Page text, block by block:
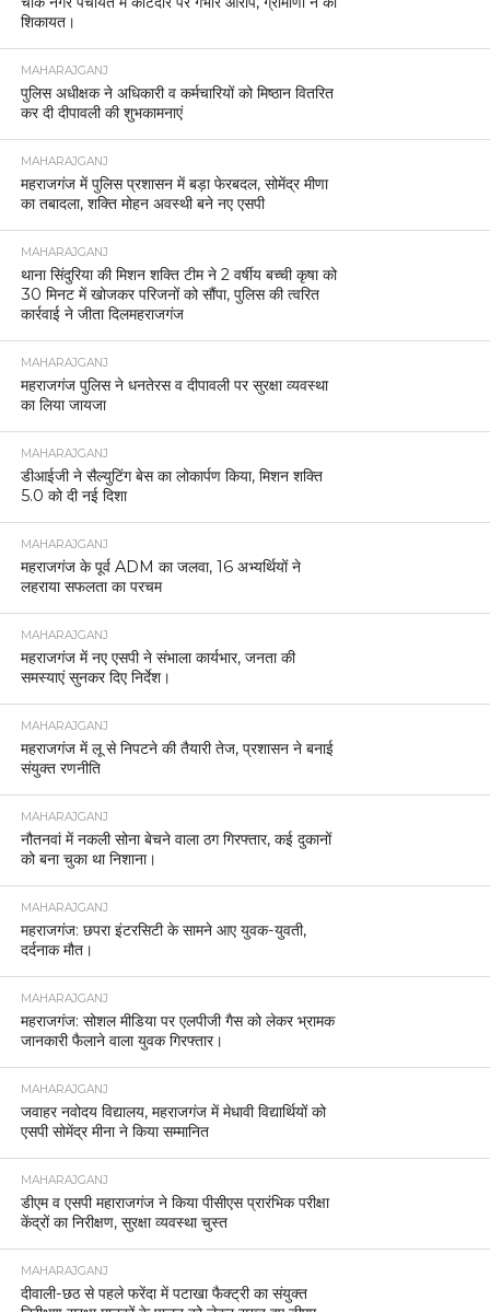
शिकायत।
MAHARAJGANJ
पुलिस अधीक्षक ने अधिकारी व कर्मचारियों को मिष्ठान वितरित
कर दी दीपावली की शुभकामनाएं
MAHARAJGANJ
महराजगंज में पुलिस प्रशासन में बड़ा फेरबदल, सोमेंद्र मीणा
का तबादला, शक्ति मोहन अवस्थी बने नए एसपी
MAHARAJGANJ
थाना सिंदुरिया की मिशन शक्ति टीम ने 2 वर्षीय बच्ची कृषा को
30 मिनट में खोजकर परिजनों को सौंपा, पुलिस की त्वरित
कार्रवाई ने जीता दिलमहराजगंज
MAHARAJGANJ
महराजगंज पुलिस ने धनतेरस व दीपावली पर सुरक्षा व्यवस्था
का लिया जायजा
MAHARAJGANJ
डीआईजी ने सैल्युटिंग बेस का लोकार्पण किया, मिशन शक्ति
5.0 को दी नई दिशा
MAHARAJGANJ
महराजगंज के पूर्व ADM का जलवा, 16 अभ्यर्थियों ने
लहराया सफलता का परचम
MAHARAJGANJ
महराजगंज में नए एसपी ने संभाला कार्यभार, जनता की
समस्याएं सुनकर दिए निर्देश।
MAHARAJGANJ
महराजगंज में लू से निपटने की तैयारी तेज, प्रशासन ने बनाई
संयुक्त रणनीति
MAHARAJGANJ
नौतनवां में नकली सोना बेचने वाला ठग गिरफ्तार, कई दुकानों
को बना चुका था निशाना।
MAHARAJGANJ
महराजगंज: छपरा इंटरसिटी के सामने आए युवक-युवती,
दर्दनाक मौत।
MAHARAJGANJ
महराजगंज: सोशल मीडिया पर एलपीजी गैस को लेकर भ्रामक
जानकारी फैलाने वाला युवक गिरफ्तार।
MAHARAJGANJ
जवाहर नवोदय विद्यालय, महराजगंज में मेधावी विद्यार्थियों को
एसपी सोमेंद्र मीना ने किया सम्मानित
MAHARAJGANJ
डीएम व एसपी महाराजगंज ने किया पीसीएस प्रारंभिक परीक्षा
केंद्रों का निरीक्षण, सुरक्षा व्यवस्था चुस्त
MAHARAJGANJ
दीवाली-छठ से पहले फरेंदा में पटाखा फैक्ट्री का संयुक्त